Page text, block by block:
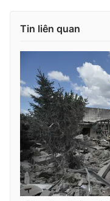
Tin liên quan